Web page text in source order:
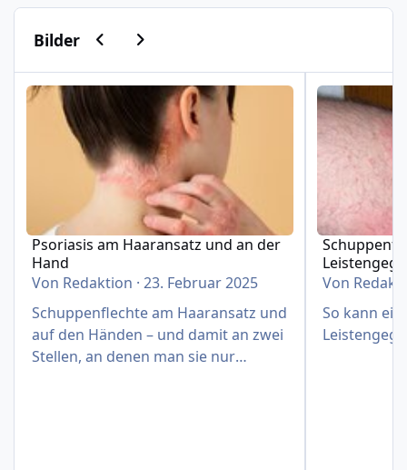
BilderVorherige Karussell-Folie
Nächste Karussell-Folie
Psoriasis am Haaransatz und an der Hand
Psoriasis am Haaransatz und an der
Hand
Von Redaktion ·23. Februar 2025
Schuppenflechte am Haaransatz und
auf den Händen – und damit an zwei
Stellen, an denen man sie nur
Von
So kann